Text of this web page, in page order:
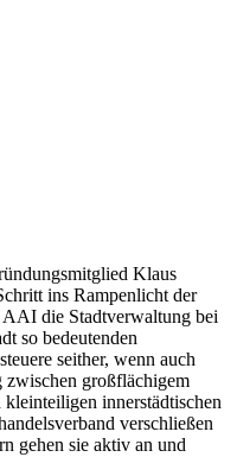
Klaus
ins Rampenlicht der
die Stadtverwaltung bei
so bedeutenden
seither, wenn auch
großflächigem
innerstädtischen
verschließen
gehen sie aktiv an und